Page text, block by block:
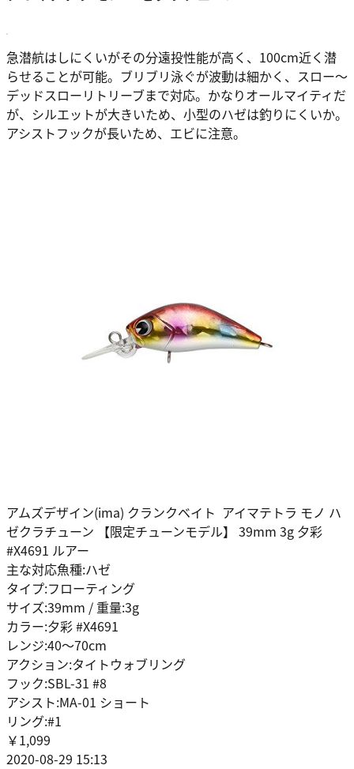
急潜航はしにくいがその分遠投性能が高く、100cm近く潜
らせることが可能。ブリブリ泳ぐが波動は細かく、スロー～
デッドスローリトリーブまで対応。かなりオールマイティだ
が、シルエットが大きいため、小型のハゼは釣りにくいか。
アシストフックが長いため、エビに注意。
アムズデザイン(ima) クランクベイト アイマテトラ モノ ハ
ゼクラチューン 【限定チューンモデル】 39mm 3g 夕彩
#X4691 ルアー
主な対応魚種:ハゼ
タイプ:フローティング
サイズ:39mm / 重量:3g
カラー:夕彩 #X4691
レンジ:40〜70cm
アクション:タイトウォブリング
フック:SBL-31 #8
アシスト:MA-01 ショート
リング:#1
￥1,099
2020-08-29 15:13